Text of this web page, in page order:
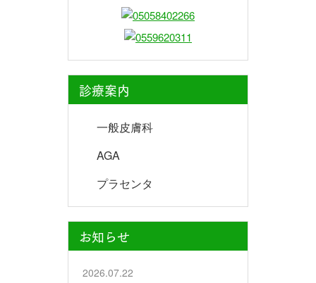
診療案内
一般皮膚科
AGA
プラセンタ
お知らせ
2026.07.22